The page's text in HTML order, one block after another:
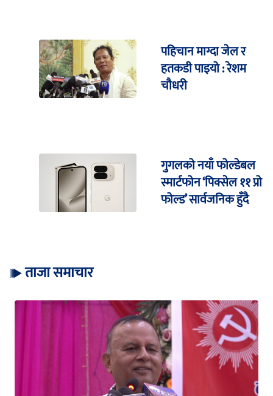
पहिचान माग्दा जेल र
हतकडी पाइयो : रेशम
चौधरी
गुगलको नयाँ फोल्डेबल
स्मार्टफोन ‘पिक्सेल ११ प्रो
फोल्ड’ सार्वजनिक हुँदै
ताजा समाचार